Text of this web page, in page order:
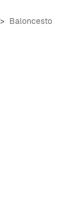
Baloncesto